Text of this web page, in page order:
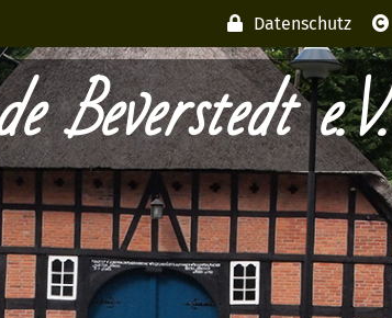
Datenschutz
Beverstedt e.V.